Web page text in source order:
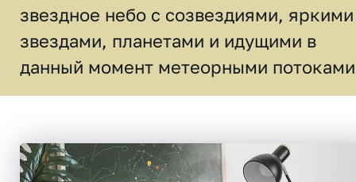
звездное небо c созвездиями, яркими
звездами, планетами и идущими в
данный момент метеорными